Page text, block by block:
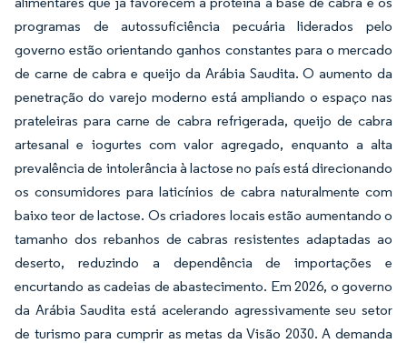
programas de autossuficiência pecuária liderados pelo
governo estão orientando ganhos constantes para o mercado
de carne de cabra e queijo da Arábia Saudita. O aumento da
penetração do varejo moderno está ampliando o espaço nas
prateleiras para carne de cabra refrigerada, queijo de cabra
artesanal e iogurtes com valor agregado, enquanto a alta
prevalência de intolerância à lactose no país está direcionando
os consumidores para laticínios de cabra naturalmente com
baixo teor de lactose. Os criadores locais estão aumentando o
tamanho dos rebanhos de cabras resistentes adaptadas ao
deserto, reduzindo a dependência de importações e
encurtando as cadeias de abastecimento. Em 2026, o governo
da Arábia Saudita está acelerando agressivamente seu setor
de turismo para cumprir as metas da Visão 2030. A demanda